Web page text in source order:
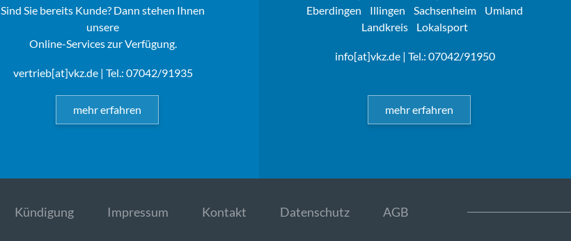
Sind Sie bereits Kunde? Dann stehen Ihnen
unsere
Online-Services zur Verfügung.
vertrieb[at]vkz.de| Tel.: 07042/91935
mehr erfahren
Eberdingen
Illingen Sachsenheim
Umland
Landkreis
Lokalsport
info[at]vkz.de| Tel.: 07042/91950
mehr erfahren
Kündigung Impressum Kontakt Datenschutz AGB